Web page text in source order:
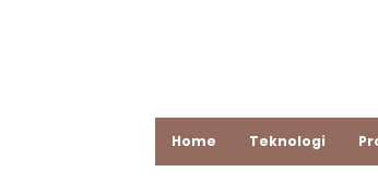
Home Teknologi